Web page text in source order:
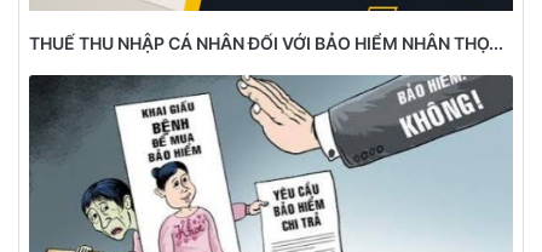
THUẾ THU NHẬP CÁ NHÂN ĐỐI VỚI BẢO HIỂM NHÂN THỌ...